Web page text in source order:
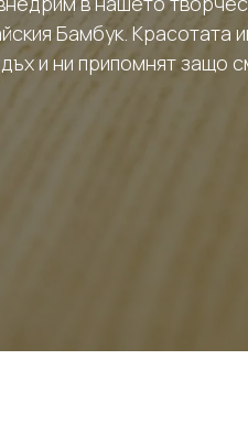
Бамбук. Красотата
и ни припомнят защо